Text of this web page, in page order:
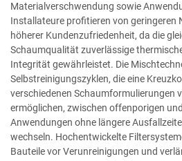
Materialverschwendung sowie
Installateure profitieren von geringeren
höherer Kundenzufriedenheit, da die
Schaumqualität zuverlässige
Integrität gewährleistet. Die
Selbstreinigungszyklen, die eine
verschiedenen Schaumformulierungen
ermöglichen, zwischen offenporigen
Anwendungen ohne längere
wechseln. Hochentwickelte
Bauteile vor Verunreinigungen und